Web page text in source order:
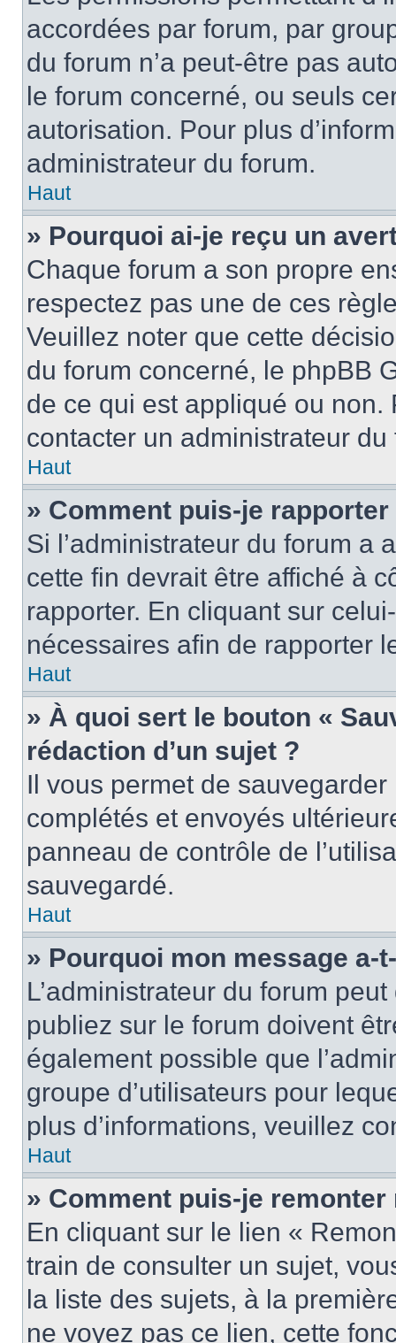
accordées par forum, par
du forum n’a peut-être pas
le forum concerné, ou seuls
autorisation. Pour plus
administrateur du forum.
Haut
» Pourquoi ai-je reçu un
Chaque forum a son propre
respectez pas une de ces
Veuillez noter que cette
du forum concerné, le phpBB
de ce qui est appliqué ou non.
contacter un administrateur du
Haut
» Comment puis-je
Si l’administrateur du forum a
cette fin devrait être affiché à
rapporter. En cliquant sur
nécessaires afin de rapporter
Haut
» À quoi sert le bouton «
rédaction d’un sujet ?
Il vous permet de
complétés et envoyés
panneau de contrôle de
sauvegardé.
Haut
» Pourquoi mon message a-
L’administrateur du forum
publiez sur le forum doivent
également possible que
groupe d’utilisateurs pour
plus d’informations, veuillez
Haut
» Comment puis-je
En cliquant sur le lien «
train de consulter un sujet,
la liste des sujets, à la
ne voyez pas ce lien, cette